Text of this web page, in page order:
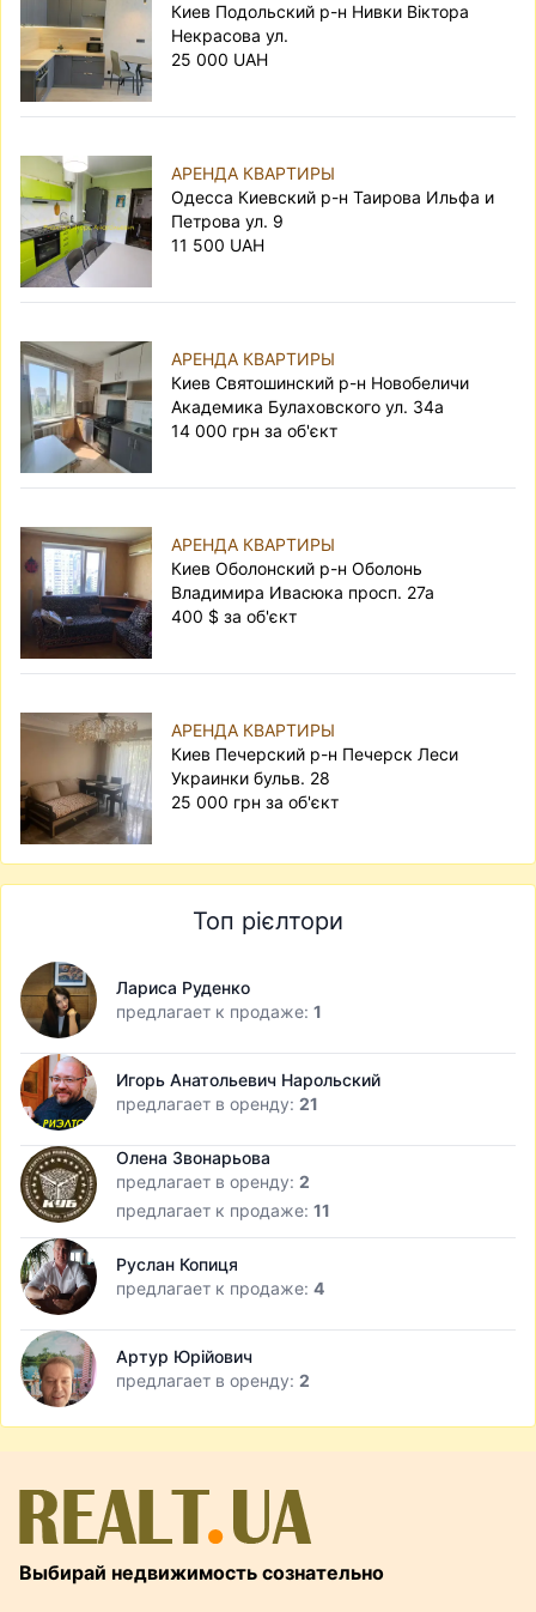
Киев Подольский р-н Нивки Віктора
Некрасова ул.
25 000 UAH
АРЕНДА КВАРТИРЫ
Одесса Киевский р-н Таирова Ильфа и
Петрова ул. 9
11 500 UAH
АРЕНДА КВАРТИРЫ
Киев Святошинский р-н Новобеличи
Академика Булаховского ул. 34а
14 000 грн за об'єкт
АРЕНДА КВАРТИРЫ
Киев Оболонский р-н Оболонь
Владимира Ивасюка просп. 27а
400 $ за об'єкт
АРЕНДА КВАРТИРЫ
Киев Печерский р-н Печерск Леси
Украинки бульв. 28
25 000 грн за об'єкт
Топ рієлтори
Лариса Руденко
предлагает к продаже: 1
Игорь Анатольевич Нарольский
предлагает в оренду: 21
Олена Звонарьова
предлагает в оренду: 2
предлагает к продаже: 11
Руслан Копиця
предлагает к продаже: 4
Артур Юрійович
предлагает в оренду: 2
Выбирай недвижимость сознательно